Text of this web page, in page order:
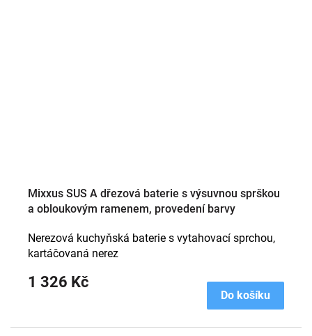
Mixxus SUS A dřezová baterie s výsuvnou sprškou
a obloukovým ramenem, provedení barvy
1 326 Kč
Do košíku
Nerezová kuchyňská baterie s vytahovací sprchou,
kartáčovaná nerez